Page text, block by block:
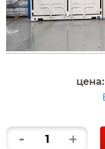
цена:
- +